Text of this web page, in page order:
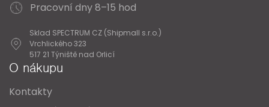
Pracovní dny 8–15 hod
Sklad SPECTRUM CZ (Shipmall s.r.o.)
Vrchlického 323
517 21 Týniště nad Orlicí
O nákupu
Kontakty